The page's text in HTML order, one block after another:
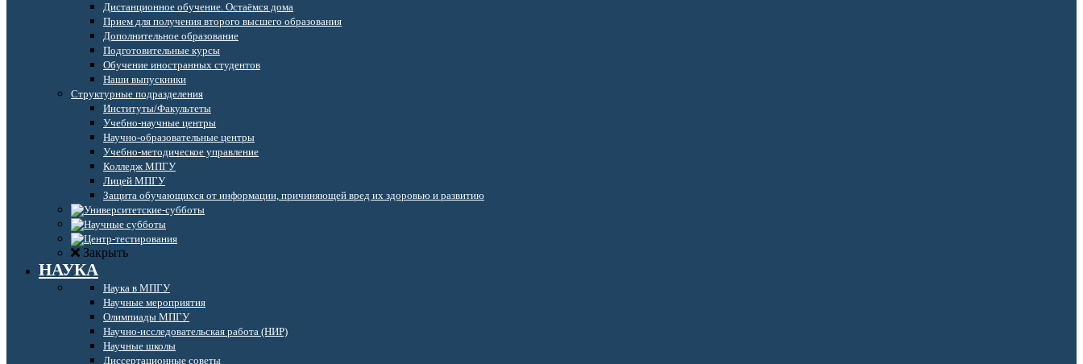
Дистанционное обучение. Остаёмся дома
Прием для получения второго высшего образования
Дополнительное образование
Подготовительные курсы
Обучение иностранных студентов
Наши выпускники
Структурные подразделения
Институты/Факультеты
Учебно-научные центры
Научно-образовательные центры
Учебно-методическое управление
Колледж МПГУ
Лицей МПГУ
Защита обучающихся от информации, причиняющей вред их здоровью и развитию
Закрыть
НАУКА
Наука в МПГУ
Научные мероприятия
Олимпиады МПГУ
Научно-исследовательская работа (НИР)
Научные школы
Диссертационные советы